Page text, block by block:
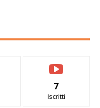
7
Iscritti